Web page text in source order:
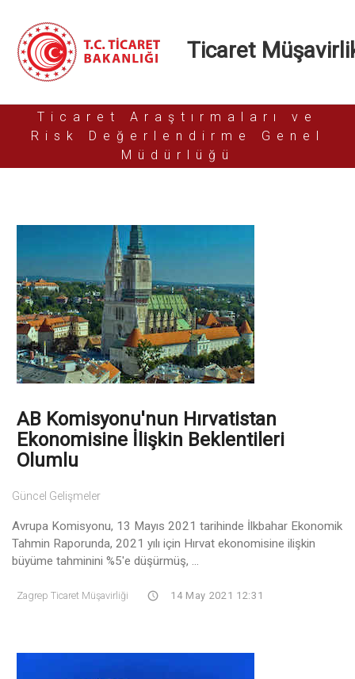
Ticaret
Ticaret Araştırmaları ve
Risk Değerlendirme Genel
Müdürlüğü
AB Komisyonu'nun Hırvatistan
Ekonomisine İlişkin Beklentileri
Olumlu
Güncel Gelişmeler
Avrupa Komisyonu, 13 Mayıs 2021 tarihinde İlkbahar Ekonomik
Tahmin Raporunda, 2021 yılı için Hırvat ekonomisine ilişkin
büyüme tahminini %5'e düşürmüş, ...
Zagrep Ticaret Müşavirliği 14 May 2021 12:31